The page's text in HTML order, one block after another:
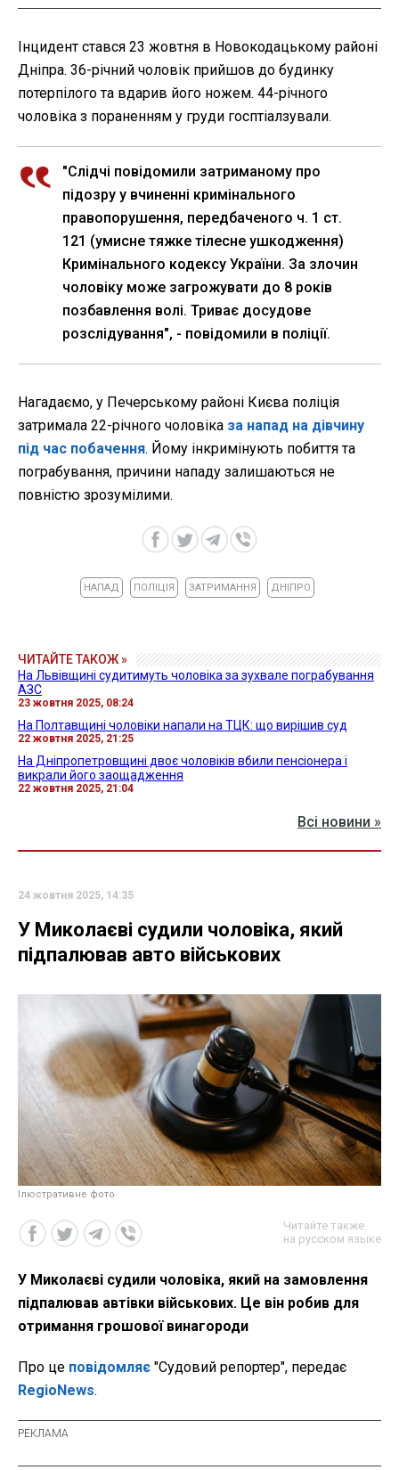
Інцидент стався 23 жовтня в Новокодацькому районі
Дніпра. 36-річний чоловік прийшов до будинку
потерпілого та вдарив його ножем. 44-річного
чоловіка з пораненням у груди госптіалзували.
"Слідчі повідомили затриманому про
підозру у вчиненні кримінального
правопорушення, передбаченого ч. 1 ст.
121 (умисне тяжке тілесне ушкодження)
Кримінального кодексу України. За злочин
чоловіку може загрожувати до 8 років
позбавлення волі. Триває досудове
розслідування", - повідомили в поліції.
Нагадаємо, у Печерському районі Києва поліція
затримала 22-річного чоловіка за напад на дівчину
під час побачення. Йому інкримінують побиття та
пограбування, причини нападу залишаються не
повністю зрозумілими.
НАПАД ПОЛІЦІЯ ЗАТРИМАННЯ ДНІПРО
ЧИТАЙТЕ ТАКОЖ »
На Львівщині судитимуть чоловіка за зухвале пограбування
АЗС
23 жовтня 2025, 08:24
На Полтавщині чоловіки напали на ТЦК: що вирішив суд
22 жовтня 2025, 21:25
На Дніпропетровщині двоє чоловіків вбили пенсіонера і
викрали його заощадження
22 жовтня 2025, 21:04
Всі новини »
24 жовтня 2025, 14:35
У Миколаєві судили чоловіка, який
підпалював авто військових
Ілюстративне фото
Читайте также
на русском языке
У Миколаєві судили чоловіка, який на замовлення
підпалював автівки військових. Це він робив для
отримання грошової винагороди
Про це повідомляє "Судовий репортер", передає
RegioNews.